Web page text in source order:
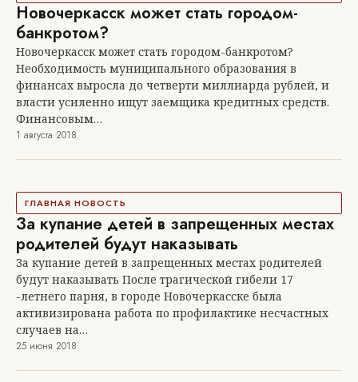
Новочеркасск может стать городом-
банкротом?
Новочеркасск может стать городом-банкротом?
Необходимость муниципального образования в
финансах выросла до четверти миллиарда рублей, и
власти усиленно ищут заемщика кредитных средств.
Финансовым…
1 августа 2018
ГЛАВНАЯ НОВОСТЬ
За купание детей в запрещенных местах
родителей будут наказывать
За купание детей в запрещенных местах родителей
будут наказывать После трагической гибели 17
-летнего парня, в городе Новочеркасске была
активизирована работа по профилактике несчастных
случаев на…
25 июня 2018